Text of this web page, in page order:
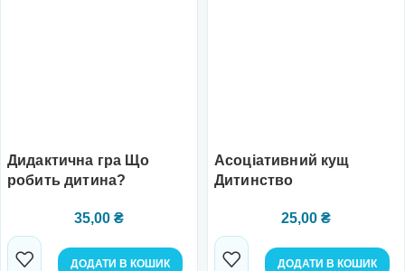
Дидактична гра Що
робить дитина?
35,00 ₴
ДОДАТИ В КОШИК
Асоціативний кущ
Дитинство
25,00 ₴
ДОДАТИ В КОШИК